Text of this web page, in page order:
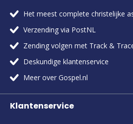
Het meest complete christelijke
Verzending via PostNL
Zending volgen met Track &
Deskundige klantenservice
Meer over Gospel.nl
Klantenservice